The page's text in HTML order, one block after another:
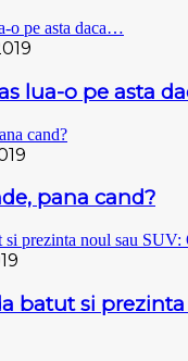
lua-o pe asta
pana cand?
batut si prezinta